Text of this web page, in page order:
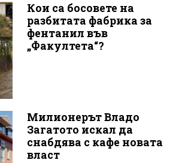
Кои са босовете на
разбитата фабрика за
фентанил във
„Факултета“?
Милионерът Владо
Загатото искал да
снабдява с кафе новата
власт